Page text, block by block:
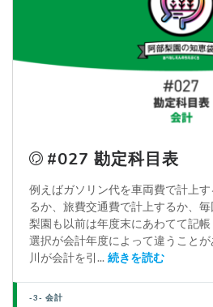
#027 勘定科目表
例えばガソリン代を車両費で計上
るか、旅費交通費で計上するか、
梨園も以前は年度末にあわてて記
選択が会計年度によって違うこと
川が会計を引... 続きを読む
-3- 会計